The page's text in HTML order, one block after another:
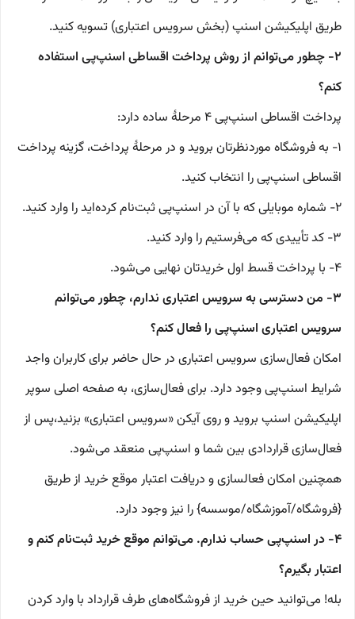
طریق اپلیکیشن اسنپ (بخش سرویس اعتباری) تسویه کنید.
۲- چطور می‌توانم از روش پرداخت اقساطی اسنپ‌پی استفاده
کنم؟
پرداخت اقساطی اسنپ‌پی ۴ مرحلهٔ ساده دارد:
۱- به فروشگاه موردنظرتان بروید و در مرحلهٔ پرداخت، گزینه پرداخت
اقساطی اسنپ‌پی را انتخاب کنید.
۲- شماره موبایلی که با آن در اسنپ‌پی ثبت‌نام کرده‌اید را وارد کنید.
۳- کد تأییدی که می‌فرستیم را وارد کنید.
۴- با پرداخت قسط اول خریدتان نهایی می‌شود.
۳- من دسترسی به سرویس اعتباری ندارم، چطور می‌توانم
سرویس اعتباری اسنپ‌پی را فعال کنم؟
امکان فعال‌سازی سرویس اعتباری در حال حاضر برای کاربران واجد
شرایط اسنپ‌پی وجود دارد. برای فعال‌سازی، به صفحه اصلی سوپر
اپلیکیشن اسنپ بروید و روی آیکن «سرویس اعتباری» بزنید،پس از
فعال‌سازی قراردادی بین شما و اسنپ‌پی منعقد می‌شود.
همچنین امکان فعالسازی و دریافت اعتبار موقع خرید از طریق
{فروشگاه/آموزشگاه/موسسه} را نیز وجود دارد.
۴- در اسنپ‌پی حساب ندارم. می‌توانم موقع خرید ثبت‌نام کنم و
اعتبار بگیرم؟
بله! می‌توانید حین خرید از فروشگاه‌های طرف قرارداد با وارد کردن